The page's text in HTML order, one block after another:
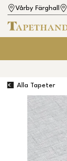
Vårby Färghall
Alla Tapeter